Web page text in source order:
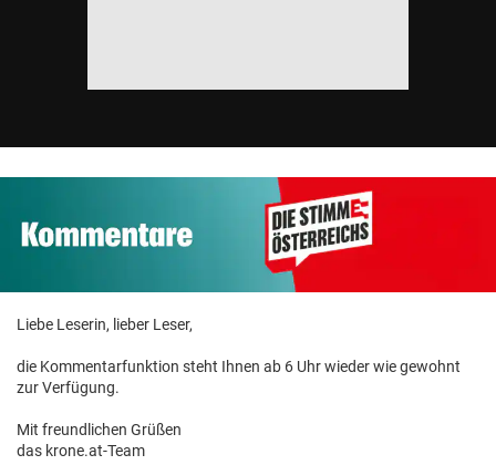
Liebe Leserin, lieber Leser,
die Kommentarfunktion steht Ihnen ab 6 Uhr wieder wie gewohnt
zur Verfügung.
Mit freundlichen Grüßen
das krone.at-Team